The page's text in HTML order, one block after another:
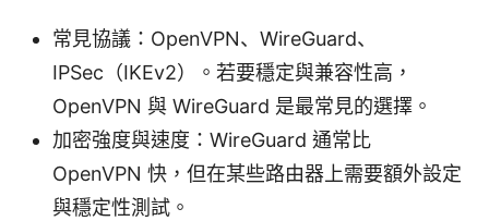
常見協議：OpenVPN、WireGuard、
IPSec（IKEv2）。若要穩定與兼容性高，
OpenVPN 與 WireGuard 是最常見的選擇。
加密強度與速度：WireGuard 通常比
OpenVPN 快，但在某些路由器上需要額外設定
與穩定性測試。